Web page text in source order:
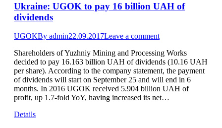
Ukraine: UGOK to pay 16 billion UAH of
dividends
UGOKBy admin22.09.2017Leave a comment
Shareholders of Yuzhniy Mining and Processing Works
decided to pay 16.163 billion UAH of dividends (10.16 UAH
per share). According to the company statement, the payment
of dividends will start on September 25 and will end in 6
months. In 2016 UGOK received 5.904 billion UAH of
profit, up 1.7-fold YoY, having increased its net…
Details